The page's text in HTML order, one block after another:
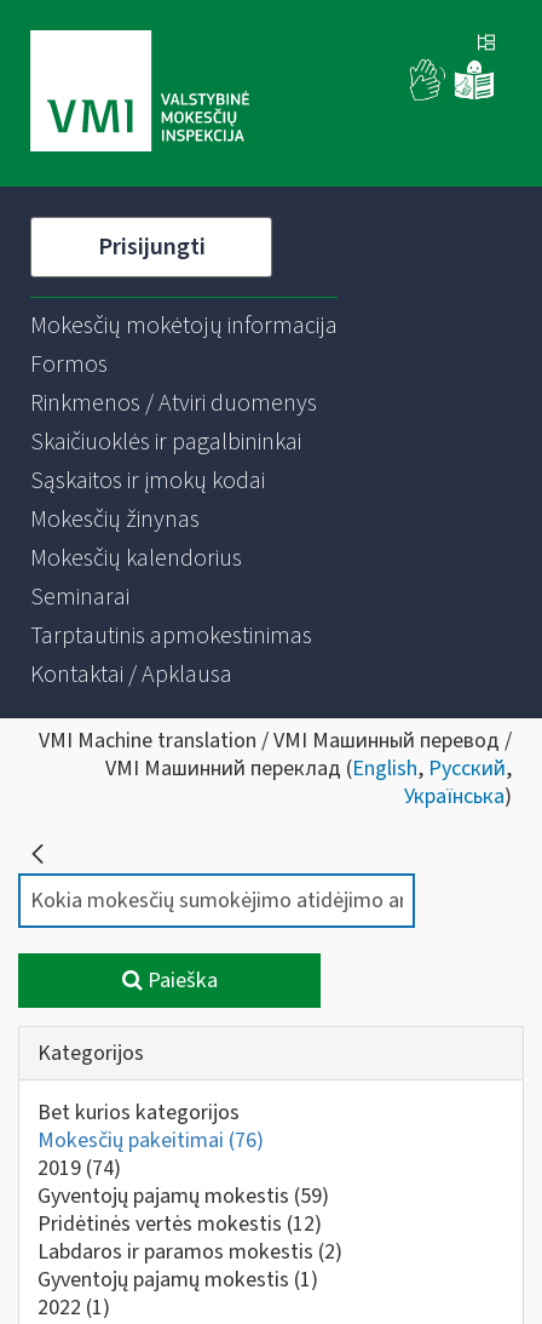
Prisijungti
Mokesčių mokėtojų informacija
Formos
Rinkmenos / Atviri duomenys
Skaičiuoklės ir pagalbininkai
Sąskaitos ir įmokų kodai
Mokesčių žinynas
Mokesčių kalendorius
Seminarai
Tarptautinis apmokestinimas
Kontaktai / Apklausa
VMI Machine translation / VMI Машинный перевод /
VMI Машинний переклад (English, Русский,
Українська)
Paieška
Kategorijos
Bet kurios kategorijos
Mokesčių pakeitimai (76)
2019 (74)
Gyventojų pajamų mokestis (59)
Pridėtinės vertės mokestis (12)
Labdaros ir paramos mokestis (2)
Gyventojų pajamų mokestis (1)
2022 (1)